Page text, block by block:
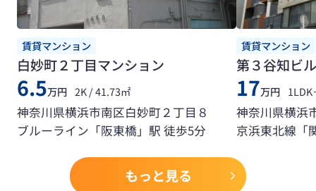
賃貸マンション
白妙町２丁目マンション
6.5万円 2K / 41.73㎡
神奈川県横浜市南区白妙町２丁目８
ブルーライン「阪東橋」駅 徒歩5分
賃貸マンション
第３谷知ビル
17万円
神奈川県横浜
京浜東北線「
もっと見る